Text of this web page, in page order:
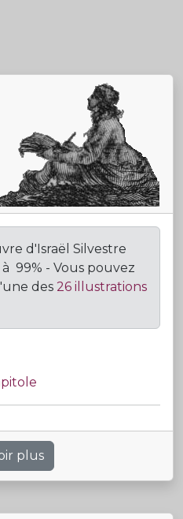
Silvestre
Arts de Nancy
G
Nancy
d'Israël Silvestre
99% - Vous pouvez
des 26 illustrations
plus